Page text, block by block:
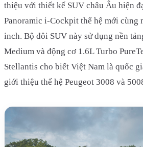
thiệu với thiết kế SUV châu Âu hiện
Panoramic i-Cockpit thế hệ mới cùng
inch. Bộ đôi SUV này sử dụng nền
Medium và động cơ 1.6L Turbo
Stellantis cho biết Việt Nam là quốc
giới thiệu thế hệ Peugeot 3008 và